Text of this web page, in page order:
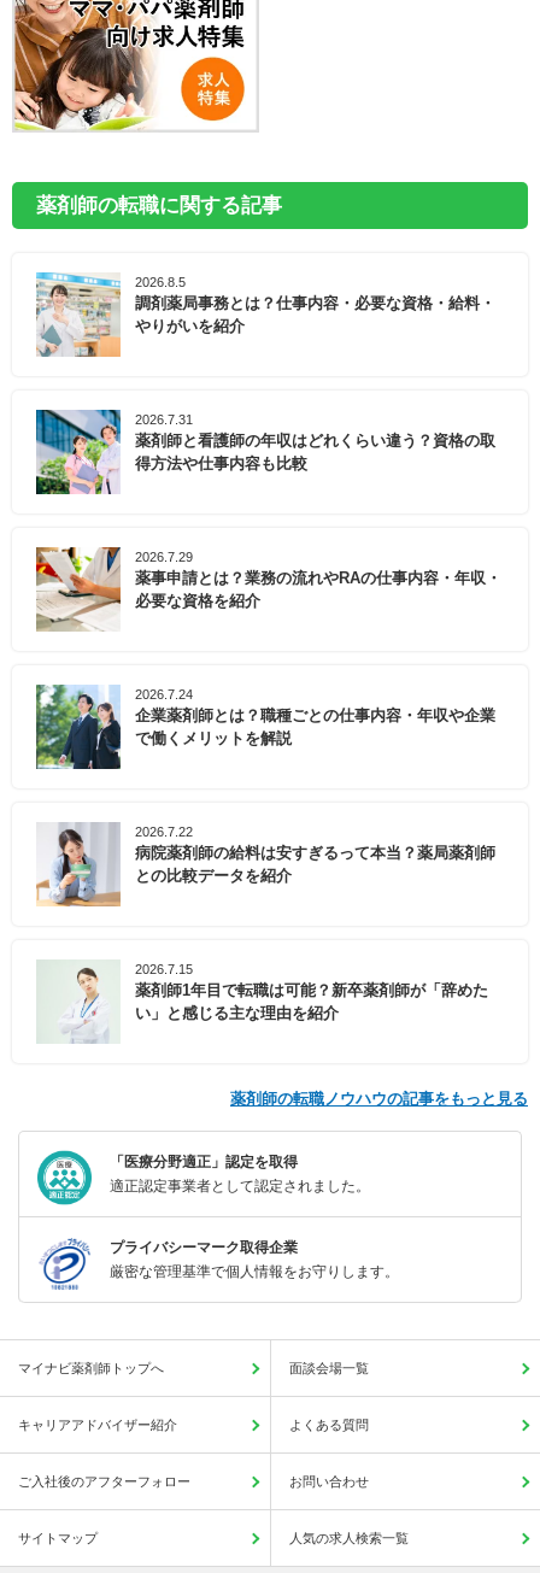
薬剤師の転職に関する記事
2026.8.5
調剤薬局事務とは？仕事内容・必要な資格・給料・
やりがいを紹介
2026.7.31
薬剤師と看護師の年収はどれくらい違う？資格の取
得方法や仕事内容も比較
2026.7.29
薬事申請とは？業務の流れやRAの仕事内容・年収・
必要な資格を紹介
2026.7.24
企業薬剤師とは？職種ごとの仕事内容・年収や企業
で働くメリットを解説
2026.7.22
病院薬剤師の給料は安すぎるって本当？薬局薬剤師
との比較データを紹介
2026.7.15
薬剤師1年目で転職は可能？新卒薬剤師が「辞めた
い」と感じる主な理由を紹介
薬剤師の転職ノウハウの記事をもっと見る
「医療分野適正」認定を取得
適正認定事業者として認定されました。
プライバシーマーク取得企業
厳密な管理基準で個人情報をお守りします。
マイナビ薬剤師トップへ 面談会場一覧
キャリアアドバイザー紹介 よくある質問
ご入社後のアフターフォロー お問い合わせ
サイトマップ 人気の求人検索一覧